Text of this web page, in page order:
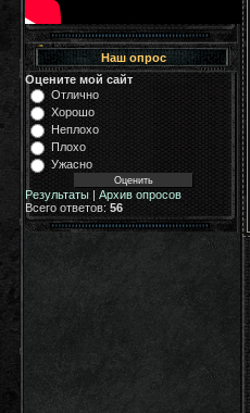
Наш опрос
Оцените мой сайт
Отлично
Хорошо
Неплохо
Плохо
Ужасно
Результаты | Архив опросов
Всего ответов: 56